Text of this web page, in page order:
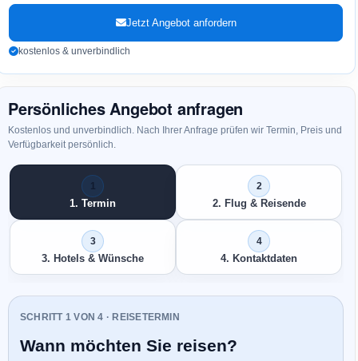
Jetzt Angebot anfordern
kostenlos & unverbindlich
Persönliches Angebot anfragen
Kostenlos und unverbindlich. Nach Ihrer Anfrage prüfen wir Termin, Preis und
Verfügbarkeit persönlich.
1. Termin 2. Flug & Reisende
3. Hotels & Wünsche 4. Kontaktdaten
SCHRITT 1 VON 4 · REISETERMIN
Wann möchten Sie reisen?